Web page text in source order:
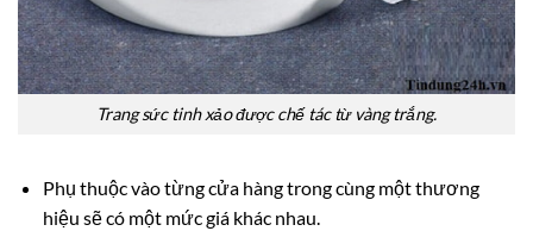
Trang sức tinh xảo được chế tác từ vàng trắng.
Phụ thuộc vào từng cửa hàng trong cùng một thương
hiệu sẽ có một mức giá khác nhau.